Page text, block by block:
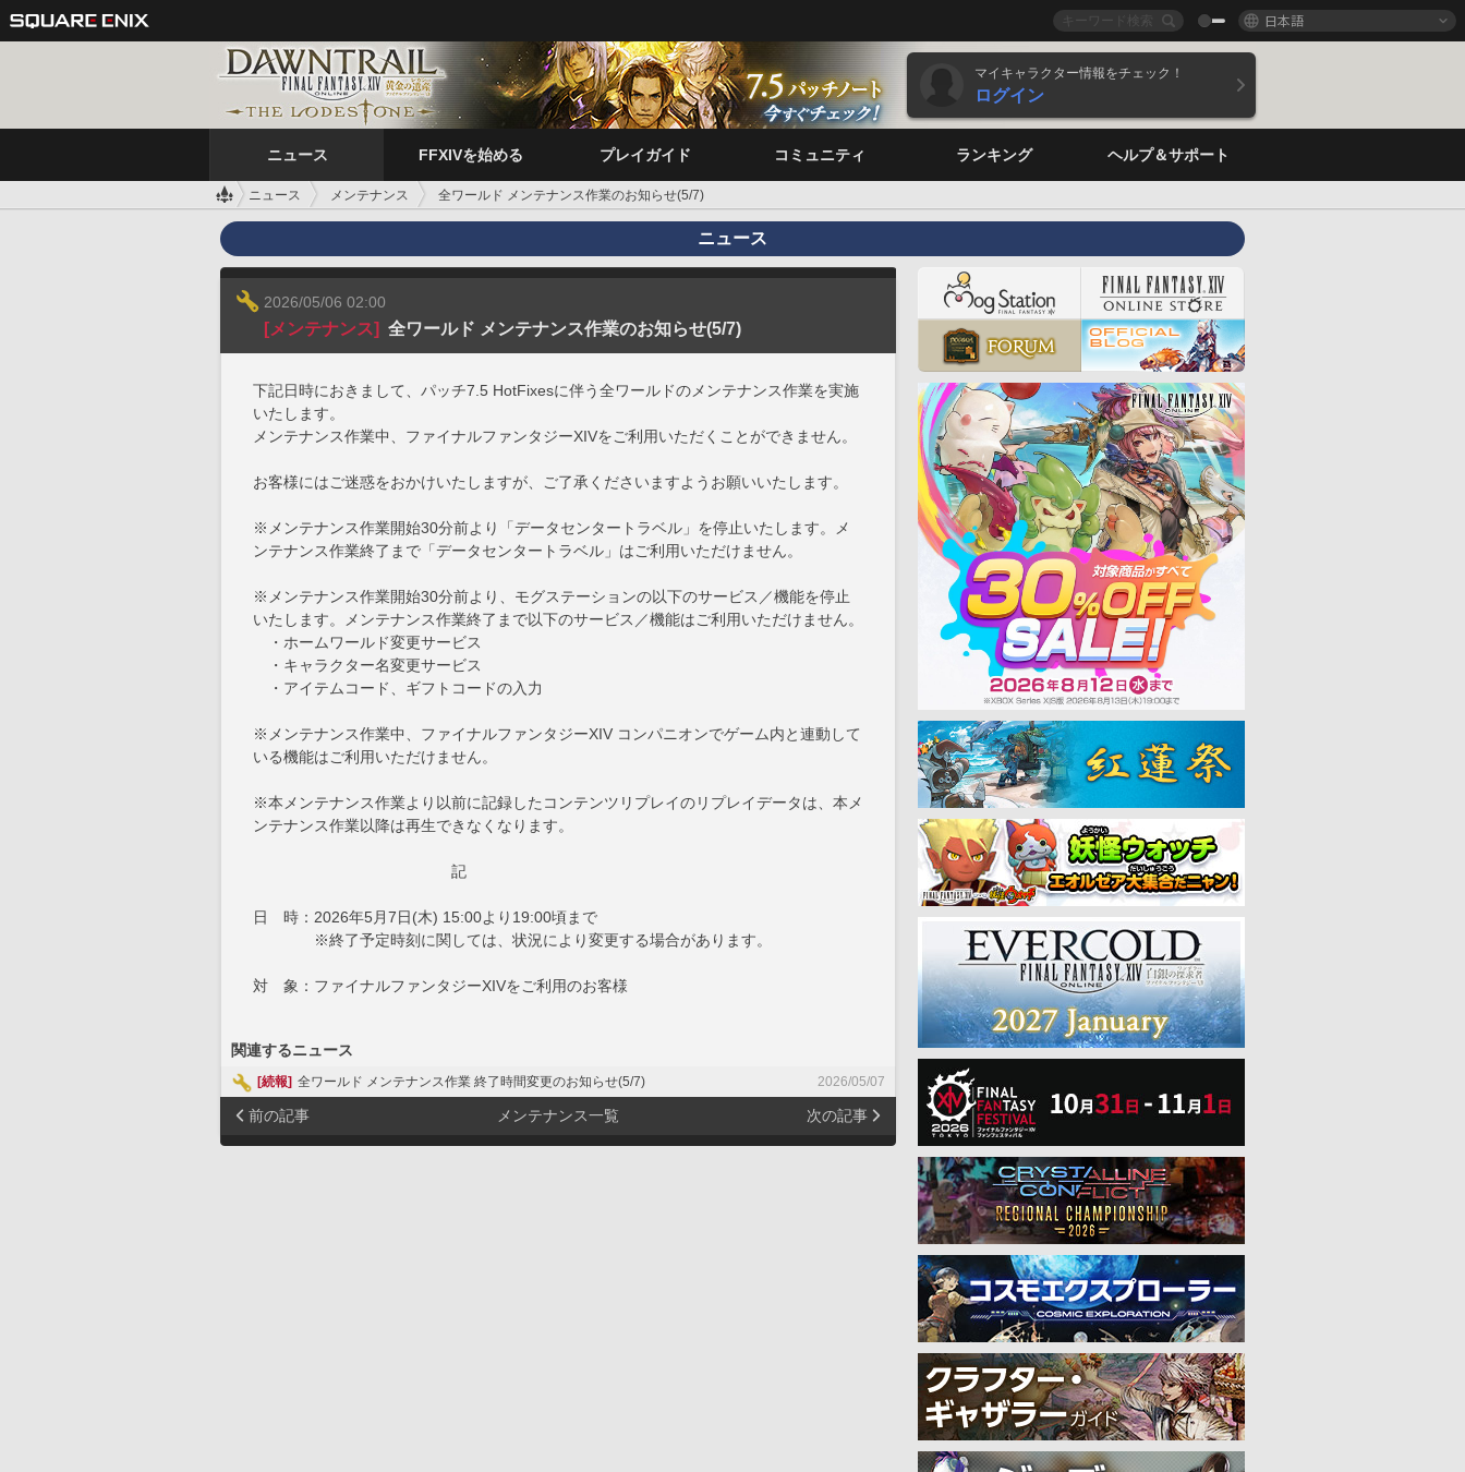
日本語
マイキャラクター情報をチェック！
ログイン
ニュース FFXIVを始める プレイガイド コミュニティ ランキング ヘルプ＆サポート
ニュース メンテナンス 全ワールド メンテナンス作業のお知らせ(5/7)
ニュース
2026/05/06 02:00
[メンテナンス] 全ワールド メンテナンス作業のお知らせ(5/7)
下記日時におきまして、パッチ7.5 HotFixesに伴う全ワールドのメンテナンス作業を実施
いたします。
メンテナンス作業中、ファイナルファンタジーXIVをご利用いただくことができません。
お客様にはご迷惑をおかけいたしますが、ご了承くださいますようお願いいたします。
※メンテナンス作業開始30分前より「データセンタートラベル」を停止いたします。メ
ンテナンス作業終了まで「データセンタートラベル」はご利用いただけません。
※メンテナンス作業開始30分前より、モグステーションの以下のサービス／機能を停止
いたします。メンテナンス作業終了まで以下のサービス／機能はご利用いただけません。
・ホームワールド変更サービス
・キャラクター名変更サービス
・アイテムコード、ギフトコードの入力
※メンテナンス作業中、ファイナルファンタジーXIV コンパニオンでゲーム内と連動して
いる機能はご利用いただけません。
※本メンテナンス作業より以前に記録したコンテンツリプレイのリプレイデータは、本メ
ンテナンス作業以降は再生できなくなります。
記
日 時：2026年5月7日(木) 15:00より19:00頃まで
※終了予定時刻に関しては、状況により変更する場合があります。
対 象：ファイナルファンタジーXIVをご利用のお客様
関連するニュース
[続報] 全ワールド メンテナンス作業 終了時間変更のお知らせ(5/7) 2026/05/07
前の記事 メンテナンス一覧 次の記事